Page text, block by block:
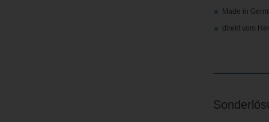
Made in
direkt vom